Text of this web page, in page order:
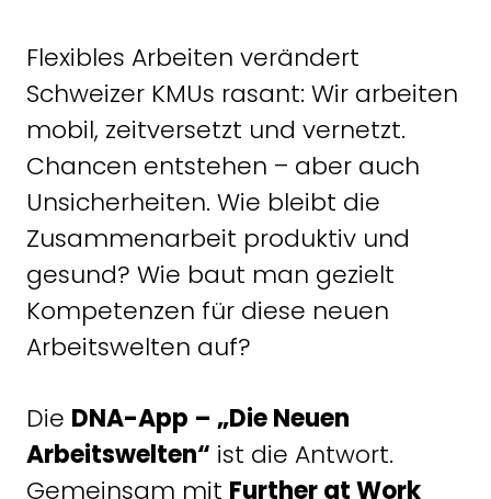
Flexibles Arbeiten verändert
Schweizer KMUs rasant: Wir arbeiten
mobil, zeitversetzt und vernetzt.
Chancen entstehen – aber auch
Unsicherheiten. Wie bleibt die
Zusammenarbeit produktiv und
gesund? Wie baut man gezielt
Kompetenzen für diese neuen
Arbeitswelten auf?
Die DNA-App – „Die Neuen
Arbeitswelten“ ist die Antwort.
Gemeinsam mit Further at Work